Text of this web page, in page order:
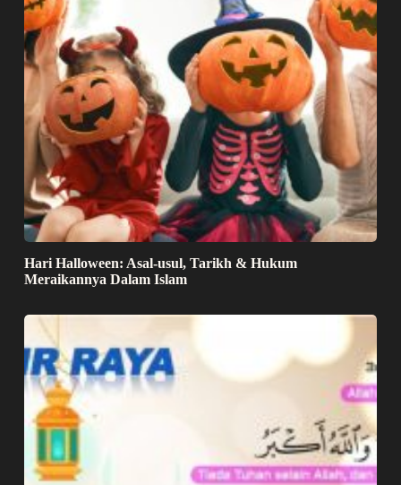
Hari Halloween: Asal-usul, Tarikh & Hukum
Meraikannya Dalam Islam